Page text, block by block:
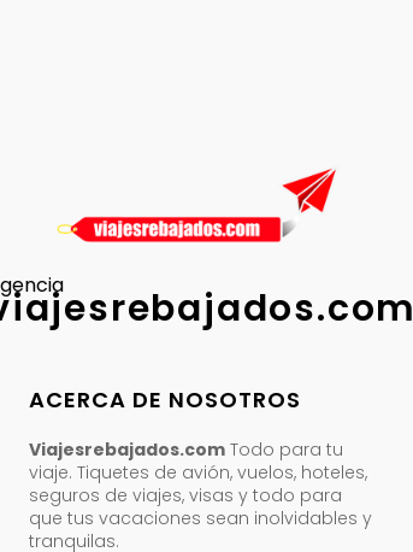
ACERCA DE NOSOTROS
Viajesrebajados.com Todo para tu
viaje. Tiquetes de avión, vuelos, hoteles,
seguros de viajes, visas y todo para
que tus vacaciones sean inolvidables y
tranquilas.